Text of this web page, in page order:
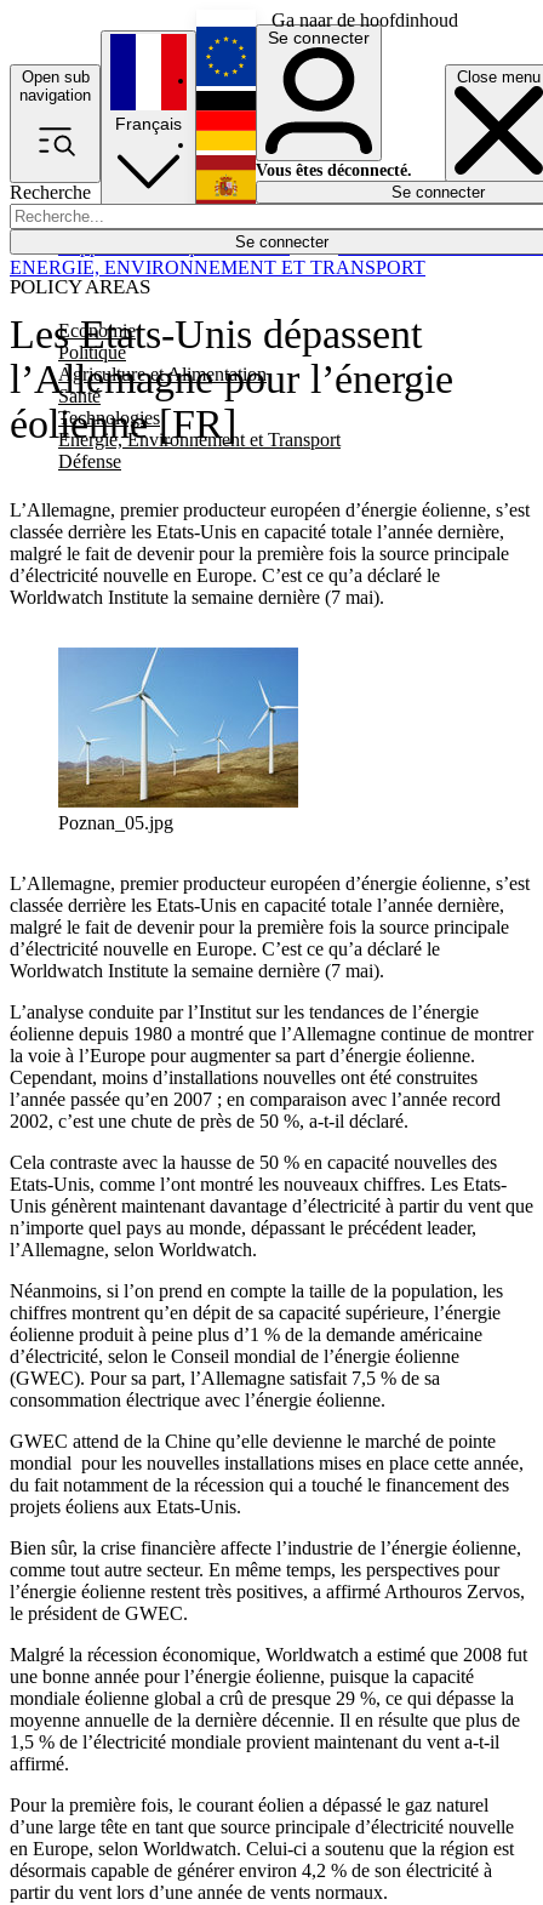
Ga naar de hoofdinhoud
Open sub
navigation
Close menu
Recherche
Se connecter
POLICY AREAS
Economie
Politique
Agriculture et Alimentation
Santé
Technologies
Energie, Environnement et Transport
Défense
Économie
Français
English
Deutsch
Español
Se connecter
Vous êtes déconnecté.
Se connecter
Les Etats-Unis dépassent
l’Allemagne pour l’énergie
éolienne [FR]
L’Allemagne, premier producteur européen d’énergie éolienne, s’est
classée derrière les Etats-Unis en capacité totale l’année dernière,
malgré le fait de devenir pour la première fois la source principale
d’électricité nouvelle en Europe. C’est ce qu’a déclaré le
Worldwatch Institute la semaine dernière (7 mai).
ENERGIE, ENVIRONNEMENT ET TRANSPORT
Poznan_05.jpg
L’Allemagne, premier producteur européen d’énergie éolienne, s’est
classée derrière les Etats-Unis en capacité totale l’année dernière,
malgré le fait de devenir pour la première fois la source principale
d’électricité nouvelle en Europe. C’est ce qu’a déclaré le
Worldwatch Institute la semaine dernière (7 mai).
L’analyse conduite par l’Institut sur les tendances de l’énergie
éolienne depuis 1980 a montré que l’Allemagne continue de montrer
la voie à l’Europe pour augmenter sa part d’énergie éolienne.
Cependant, moins d’installations nouvelles ont été construites
l’année passée qu’en 2007 ; en comparaison avec l’année record
2002, c’est une chute de près de 50 %, a-t-il déclaré.
Cela contraste avec la hausse de 50 % en capacité nouvelles des
Etats-Unis, comme l’ont montré les nouveaux chiffres. Les Etats-
Unis génèrent maintenant davantage d’électricité à partir du vent que
n’importe quel pays au monde, dépassant le précédent leader,
l’Allemagne, selon Worldwatch.
Néanmoins, si l’on prend en compte la taille de la population, les
chiffres montrent qu’en dépit de sa capacité supérieure, l’énergie
éolienne produit à peine plus d’1 % de la demande américaine
d’électricité, selon le Conseil mondial de l’énergie éolienne
(GWEC). Pour sa part, l’Allemagne satisfait 7,5 % de sa
consommation électrique avec l’énergie éolienne.
GWEC attend de la Chine qu’elle devienne le marché de pointe
mondial pour les nouvelles installations mises en place cette année,
du fait notamment de la récession qui a touché le financement des
projets éoliens aux Etats-Unis.
Bien sûr, la crise financière affecte l’industrie de l’énergie éolienne,
comme tout autre secteur. En même temps, les perspectives pour
l’énergie éolienne restent très positives, a affirmé Arthouros Zervos,
le président de GWEC.
Malgré la récession économique, Worldwatch a estimé que 2008 fut
une bonne année pour l’énergie éolienne, puisque la capacité
mondiale éolienne global a crû de presque 29 %, ce qui dépasse la
moyenne annuelle de la dernière décennie. Il en résulte que plus de
1,5 % de l’électricité mondiale provient maintenant du vent a-t-il
affirmé.
Pour la première fois, le courant éolien a dépassé le gaz naturel
d’une large tête en tant que source principale d’électricité nouvelle
en Europe, selon Worldwatch. Celui-ci a soutenu que la région est
désormais capable de générer environ 4,2 % de son électricité à
partir du vent lors d’une année de vents normaux.